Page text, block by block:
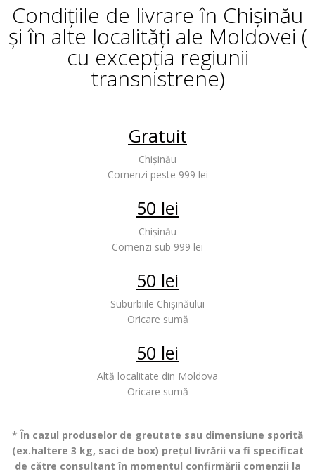
Condițiile de livrare în Chișinău
și în alte localități ale Moldovei (
cu excepția regiunii
transnistrene)
Gratuit
Chișinău
Comenzi peste 999 lei
50 lei
Chișinău
Comenzi sub 999 lei
50 lei
Suburbiile Chișinăului
Oricare sumă
50 lei
Altă localitate din Moldova
Oricare sumă
* În cazul produselor de greutate sau dimensiune sporită
(ex.haltere 3 kg, saci de box) prețul livrării va fi specificat
de către consultant în momentul confirmării comenzii la